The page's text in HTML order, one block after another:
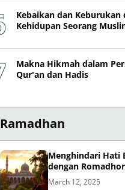
Kebaikan dan Keburukan
Kehidupan Seorang
Makna Hikmah dalam
Qur'an dan Hadis
Ramadhan
Menghindari Hati
dengan
March 12, 2025